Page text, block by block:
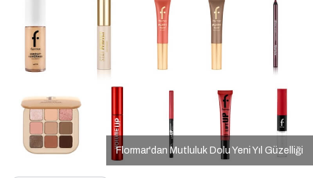
Flormar'dan Mutluluk Dolu Yeni Yıl Güzelliği